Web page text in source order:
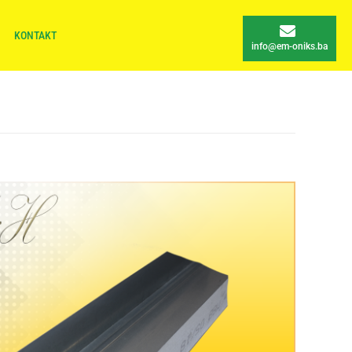
KONTAKT
info@em-oniks.ba